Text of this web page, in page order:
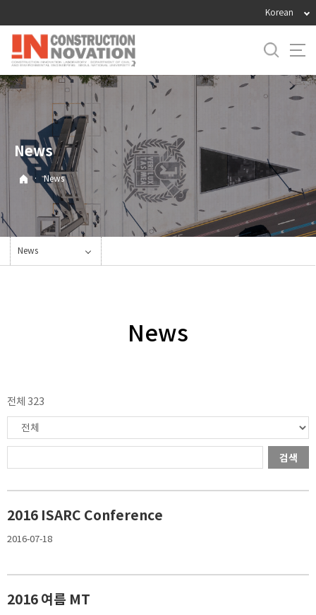
로
메
뉴
Korean
News
· News
News
News
전체 323
검색
2016 ISARC Conference
2016-07-18
2016 여름 MT